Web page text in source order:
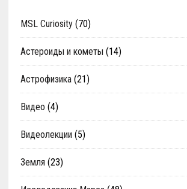
MSL Curiosity(70)
Астероиды и кометы (14)
Астрофизика(21)
Видео (4)
Видеолекции (5)
Земля (23)